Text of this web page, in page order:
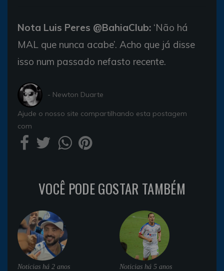
Nota Luis Peres @BahiaClub: ‘Não há
MAL que nunca acabe’. Acho que já disse
isso num passado nefasto recente.
- Newton Duarte
Ajude o nosso site compartilhando esta postagem
com
VOCÊ PODE GOSTAR TAMBÉM
Noticias há 2 anos Noticias há 5 anos